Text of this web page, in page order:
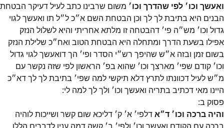
ואעשך וכו׳ לפי שהדרך וכו׳ משום שרבינו כתב לעיל דעיקר הבטחת
הבנים היא בתיבת לך לך וכן הבטחת השם א״כ ל״ל תו ואעשך לגוי
גדול וכו׳ מש״ה פי׳ דהבטחה זו מלתא אחריתי והיא לשלול הנזק
אפילו בשעת הדרך ומתחלה היא הבטחת הטוב ואח״כ שלילת הנזק
בשום זמן ובזה א״ש שהיפך רש״י הסדר ופי׳ הך דואעשך לגוי גדול
וכו׳ קודם שפי׳ מארצך וכו׳ שהוא בפ׳ הראשון לפי שזה נקשר עם
מ״ש לעיל דכוונתו לתרץ דלא תיקשי למה שפי׳ בתיבת לך לך דא״כ
היינו מאי דכתיב בתריה ואעשך וכו׳ ולך לך למה לי:
פסוק ב:
והיה ברכה וכו׳ ד״אדלפי׳ א׳ ק׳ דליכא שום קשר ושייכות לוהיה